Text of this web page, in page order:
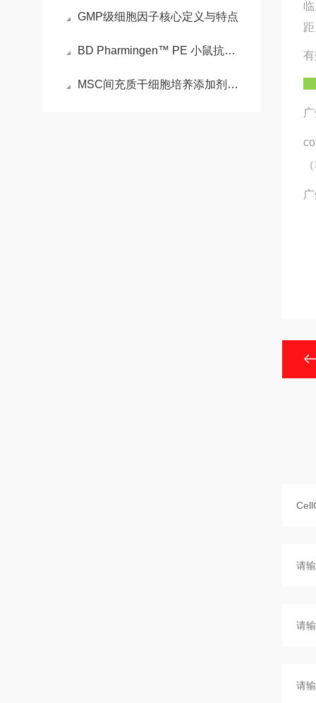
GMP级细胞因子核心定义与特点
BD Pharmingen™ PE 小鼠抗小鼠 CD36的介绍
MSC间充质干细胞培养添加剂细胞扩增的“关键赋能包”